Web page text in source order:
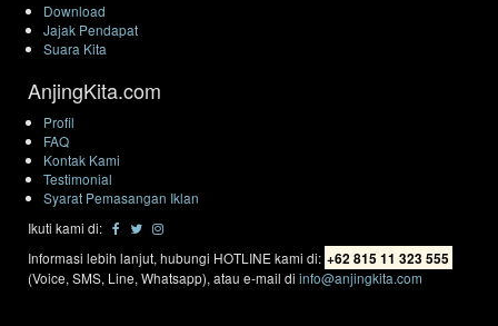
Download
Jajak Pendapat
Suara Kita
AnjingKita.com
Profil
FAQ
Kontak Kami
Testimonial
Syarat Pemasangan Iklan
Ikuti kami di:
Informasi lebih lanjut, hubungi HOTLINE kami di: +62 815 11 323 555
(Voice, SMS, Line, Whatsapp), atau e-mail di info@anjingkita.com